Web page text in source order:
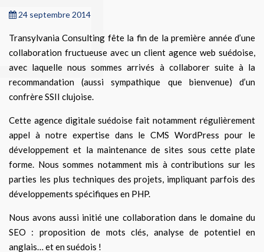
24 septembre 2014
Transylvania Consulting fête la fin de la première année d’une
collaboration fructueuse avec un client agence web suédoise,
avec laquelle nous sommes arrivés à collaborer suite à la
recommandation (aussi sympathique que bienvenue) d’un
confrère SSII clujoise.
Cette agence digitale suédoise fait notamment régulièrement
appel à notre expertise dans le CMS WordPress pour le
développement et la maintenance de sites sous cette plate
forme. Nous sommes notamment mis à contributions sur les
parties les plus techniques des projets, impliquant parfois des
développements spécifiques en PHP.
Nous avons aussi initié une collaboration dans le domaine du
SEO : proposition de mots clés, analyse de potentiel en
anglais… et en suédois !